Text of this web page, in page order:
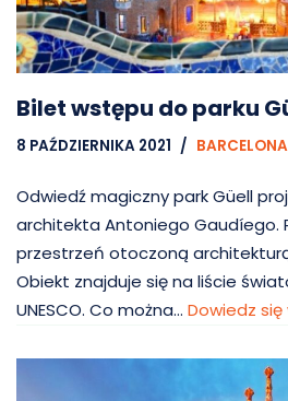
Bilet wstępu do parku
8 PAŹDZIERNIKA 2021 BARCELONA
Odwiedź magiczny park Güell
architekta Antoniego Gaudíego.
przestrzeń otoczoną
Obiekt znajduje się na liście
UNESCO. Co można… Dowiedz się